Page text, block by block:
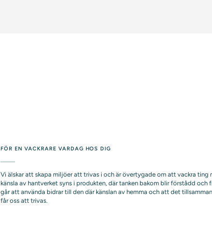
FÖR EN VACKRARE VARDAG HOS DIG
Vi älskar att skapa miljöer att trivas i och är övertygade om att vackra ting
känsla av hantverket syns i produkten, där tanken bakom blir förstådd och
går att använda bidrar till den där känslan av hemma och att det
får oss att trivas.